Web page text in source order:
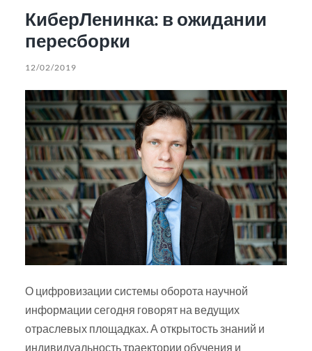
КиберЛенинка: в ожидании
пересборки
12/02/2019
О цифровизации системы оборота научной
информации сегодня говорят на ведущих
отраслевых площадках. А открытость знаний и
индивидуальность траектории обучения и